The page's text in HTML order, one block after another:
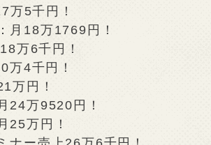
万5千円！
月18万1769円！
万6千円！
万4千円！
万円！
24万9520円！
25万円！